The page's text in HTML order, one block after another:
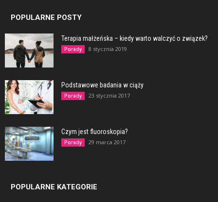
POPULARNE POSTY
Terapia małżeńska – kiedy warto walczyć o związek?
Porady 8 stycznia 2019
Podstawowe badania w ciąży
Porady 23 stycznia 2017
Czym jest fluoroskopia?
Porady 29 marca 2017
POPULARNE KATEGORIE